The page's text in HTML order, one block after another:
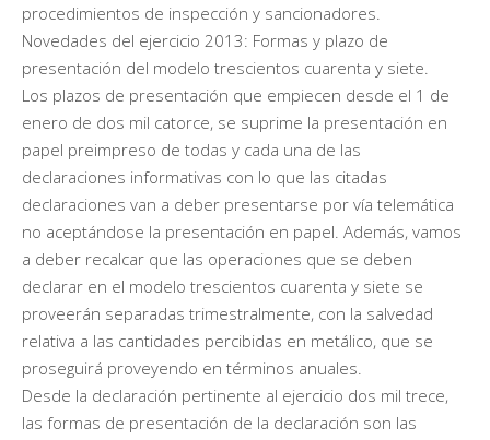
procedimientos de inspección y sancionadores.
Novedades del ejercicio 2013: Formas y plazo de
presentación del modelo trescientos cuarenta y siete.
Los plazos de presentación que empiecen desde el 1 de
enero de dos mil catorce, se suprime la presentación en
papel preimpreso de todas y cada una de las
declaraciones informativas con lo que las citadas
declaraciones van a deber presentarse por vía telemática
no aceptándose la presentación en papel. Además, vamos
a deber recalcar que las operaciones que se deben
declarar en el modelo trescientos cuarenta y siete se
proveerán separadas trimestralmente, con la salvedad
relativa a las cantidades percibidas en metálico, que se
proseguirá proveyendo en términos anuales.
Desde la declaración pertinente al ejercicio dos mil trece,
las formas de presentación de la declaración son las